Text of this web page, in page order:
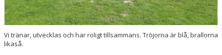
Vi tränar, utvecklas och har roligt tillsammans. Tröjorna är blå, brallorna
likaså.